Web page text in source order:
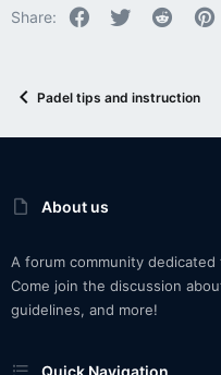
Share: Facebook
Twitter Reddit
Padel tips and instruction
About us
A forum community
Come join the discussion
guidelines, and more!
Quick Navigation